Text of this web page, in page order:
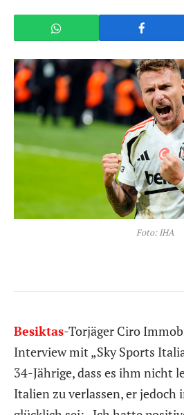
Foto: IHA
Besiktas-Torjäger Ciro
Interview mit „Sky Sports
34-Jährige, dass es ihm nicht
Italien zu verlassen, er jedoch